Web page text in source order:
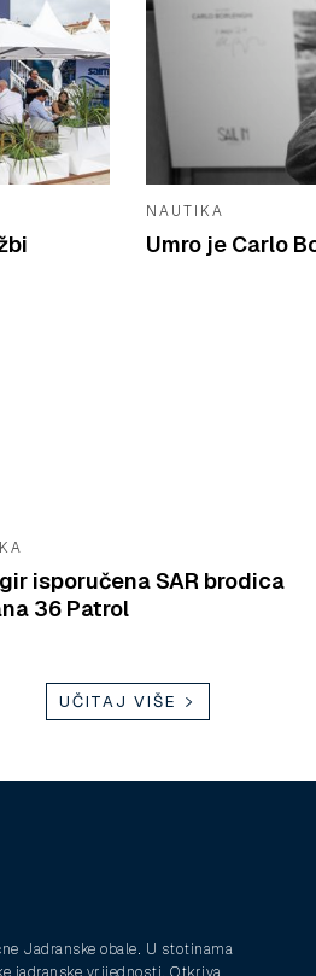
NAUTIKA
Umro je Carlo
isporučena SAR brodica
36 Patrol
UČITAJ VIŠE
Jadranske obale. U stotinama
jadranske vrijednosti. Otkriva